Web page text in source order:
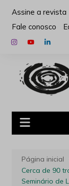
para
conteúdo
Assine a revista
Fale conosco
Página inicial
Cerca de 90
Seminário de